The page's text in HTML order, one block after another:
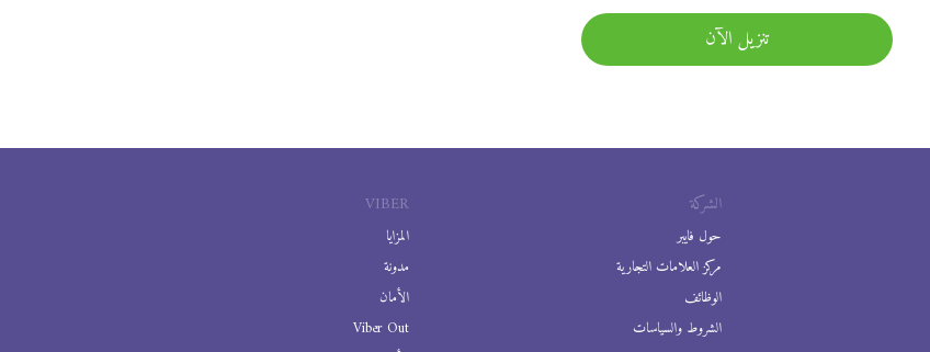
تنزيل الآن
VIBER
المزايا
مدونة
الأمان
Viber Out
الشركة
حول فايبر
مركز العلامات التجارية
الوظائف
الشروط والسياسات